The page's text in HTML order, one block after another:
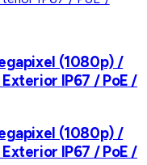
(1080p) /
IP67 / PoE /
(1080p) /
IP67 / PoE /